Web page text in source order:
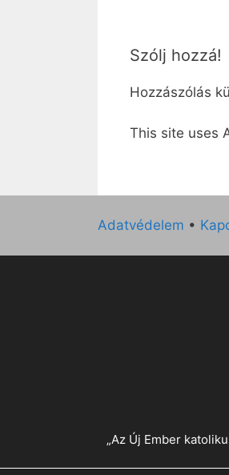
Szólj hozzá!
Hozzászólás
This site uses
Adatvédelem •
„Az Új Ember